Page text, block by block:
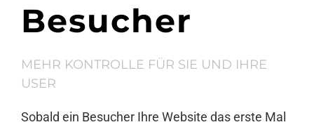
Besucher
MEHR KONTROLLE FÜR SIE UND IHRE
USER
Sobald ein Besucher Ihre Website das erste Mal